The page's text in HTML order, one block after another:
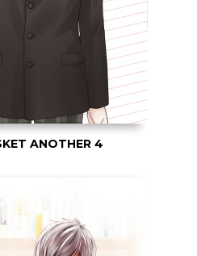
ANOTHER 4